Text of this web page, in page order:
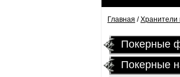
Главная /Хранители
Покерные
Покерные